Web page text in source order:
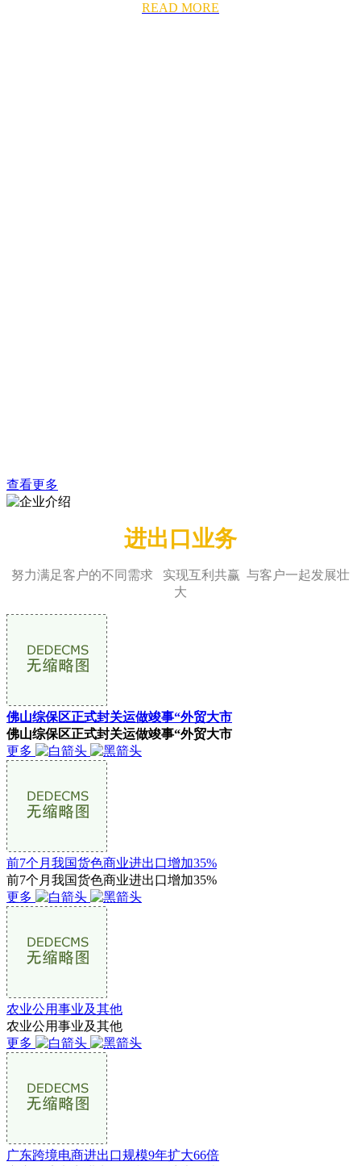
READ MORE
查看更多
进出口业务
努力满足客户的不同需求 实现互利共赢 与客户一起发展壮
大
佛山综保区正式封关运做竣事“外贸大市
佛山综保区正式封关运做竣事“外贸大市
更多
前7个月我国货色商业进出口增加35%
前7个月我国货色商业进出口增加35%
更多
农业公用事业及其他
农业公用事业及其他
更多
广东跨境电商进出口规模9年扩大66倍